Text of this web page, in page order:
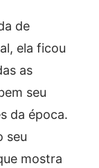
de
ela ficou
as
seu
da época.
seu
mostra